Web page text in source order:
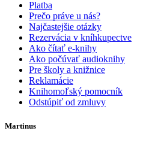
Platba
Prečo práve u nás?
Najčastejšie otázky
Rezervácia v kníhkupectve
Ako čítať e-knihy
Ako počúvať audioknihy
Pre školy a knižnice
Reklamácie
Knihomoľský pomocník
Odstúpiť od zmluvy
Martinus